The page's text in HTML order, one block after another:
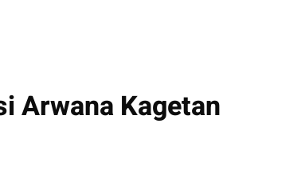
Arwana Kagetan